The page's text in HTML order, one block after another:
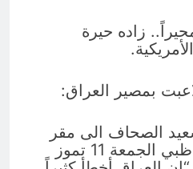
زاده حيرة
بمصير العراق:
الصحاف الى مقر
إقامته الجديد في أبو ظبي الجمعة 11 تموز